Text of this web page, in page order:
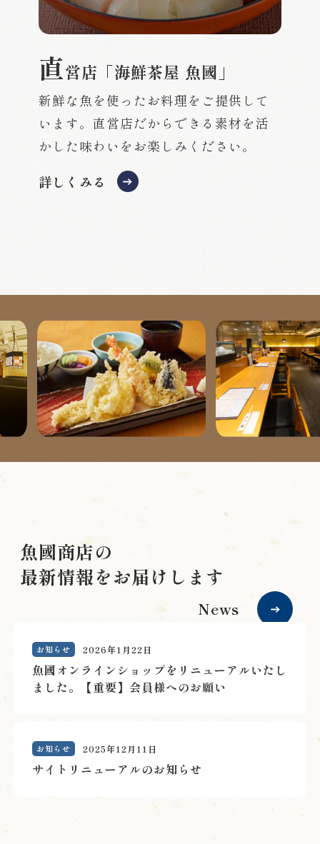
直営店「海鮮茶屋 魚國」
新鮮な魚を使ったお料理をご提供して
います。直営店だからできる素材を活
かした味わいをお楽しみください。
詳しくみる
魚國商店の
最新情報をお届けします
News
2026年1月22日
お知らせ
魚國オンラインショップをリニューアルいたし
ました。【重要】会員様へのお願い
2025年12月11日
お知らせ
サイトリニューアルのお知らせ